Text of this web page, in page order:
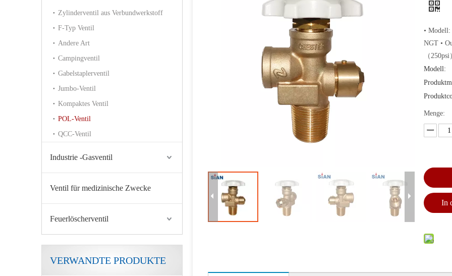
Zylinderventil aus Verbundwerkstoff
F-Typ Ventil
Andere Art
Campingventil
Gabelstaplerventil
Jumbo-Ventil
Kompaktes Ventil
POL-Ventil
QCC-Ventil
Industrie -Gasventil
Ventil für medizinische Zwecke
Feuerlöscherventil
VERWANDTE PRODUKTESian V6 Polventil LPG Gaszylinderventilsicherheit LPG Polventil
•
NGT •
（
Modell:
Menge:
In